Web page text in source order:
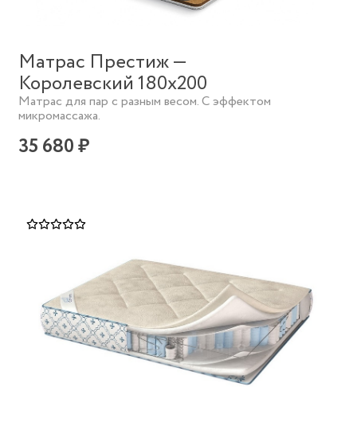
Матрас Престиж —
Королевский 180х200
Матрас для пар с разным весом. С эффектом
микромассажа.
35 680 ₽